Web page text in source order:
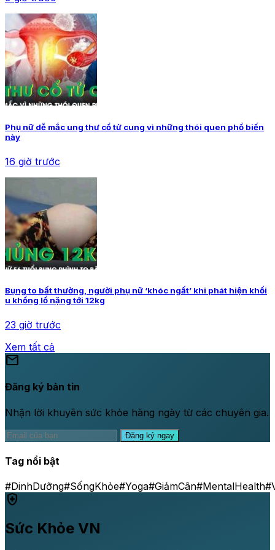
Phụ nữ dễ mắc ung thư cổ tử cung vì những thói quen phổ biến
này
16 giờ trước
Bụng to bất thường, người phụ nữ ‘khóc ngất’ khi phát hiện khối
u khổng lồ nặng tới 12kg
23 giờ trước
Xem tất cả
mail
Đăng ký bản tin
Nhận lời khuyên sức khỏe hàng ngày từ các chuyên gia.
Đăng ký ngay
Tag nổi bật
#DinhDưỡng#SốngKhỏe#Yoga#GiảmCân#MentalHealth
health_and_safety
Sức Khỏe VN